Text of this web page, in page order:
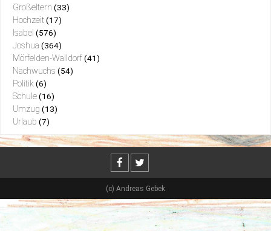
Großeltern (33)
Hochzeit (17)
Isabel (576)
Joshua (364)
Mörfelden-Walldorf (41)
Nachwuchs (54)
Politik (6)
Schule (16)
Umzug (13)
Urlaub (7)
(c) Andreas Gebek